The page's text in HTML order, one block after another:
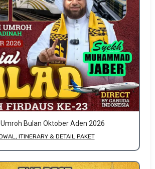
Bulan Oktober Aden 2026
ITINERARY & DETAIL PAKET